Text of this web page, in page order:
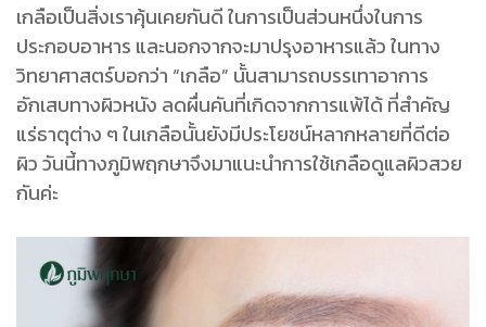
เกลือเป็นสิ่งเราคุ้นเคยกันดี ในการเป็นส่วนหนึ่งในการ
ประกอบอาหาร และนอกจากจะมาปรุงอาหารแล้ว ในทาง
วิทยาศาสตร์บอกว่า “เกลือ” นั้นสามารถบรรเทาอาการ
อักเสบทางผิวหนัง ลดผื่นคันที่เกิดจากการแพ้ได้ ที่สำคัญ
แร่ธาตุต่าง ๆ ในเกลือนั้นยังมีประโยชน์หลากหลายที่ดีต่อ
ผิว วันนี้ทางภูมิพฤกษาจึงมาแนะนำการใช้เกลือดูแลผิวสวย
กันค่ะ